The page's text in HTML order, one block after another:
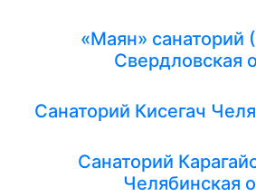
«Маян» санаторий
Свердловская
Санаторий Кисегач
Санаторий
Челябинская